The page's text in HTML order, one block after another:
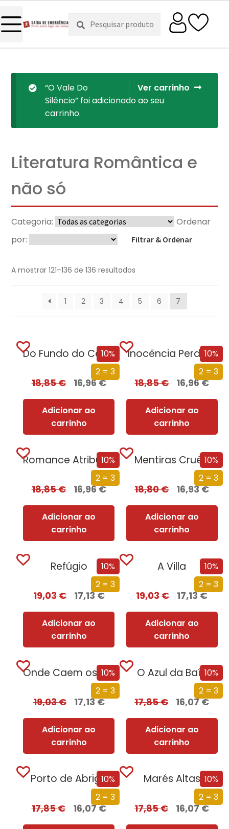
Pesquisar
por:
Pesquisa
Ver carrinho
“O Vale Do
Silêncio” foi adicionado ao seu
carrinho.
Literatura Romântica e
não só
Categoria:
Ordenar
por:
Filtrar & Ordenar
A mostrar 121–136 de 136 resultados
1 2 3 4 5 6 7
10%
2 = 3
Do Fundo do Coração
18,85€ 16,96€
Adicionar ao
carrinho
10%
2 = 3
Inocência Perdida
18,85€ 16,96€
Adicionar ao
carrinho
10%
2 = 3
Romance Atribulado
18,85€ 16,96€
Adicionar ao
carrinho
10%
2 = 3
Mentiras Cruéis
18,80€ 16,93€
Adicionar ao
carrinho
10%
2 = 3
Refúgio
19,03€ 17,13€
Adicionar ao
carrinho
10%
2 = 3
A Villa
19,03€ 17,13€
Adicionar ao
carrinho
10%
2 = 3
Onde Caem os Anjos
19,03€ 17,13€
Adicionar ao
carrinho
10%
2 = 3
O Azul da Baía
17,85€ 16,07€
Adicionar ao
carrinho
10%
2 = 3
Porto de Abrigo
17,85€ 16,07€
10%
2 = 3
Marés Altas
17,85€ 16,07€